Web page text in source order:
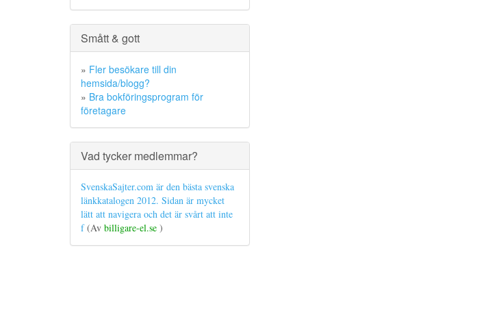
Smått & gott
» Fler besökare till din
hemsida/blogg?
» Bra bokföringsprogram för
företagare
Vad tycker medlemmar?
SvenskaSajter.com är den bästa svenska
länkkatalogen 2012. Sidan är mycket
lätt att navigera och det är svårt att inte
f(Av billigare-el.se )